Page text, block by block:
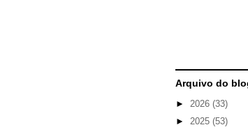
Arquivo do
► 2026 (33)
► 2025 (53)